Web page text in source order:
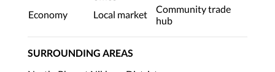
Economy Local market
Community trade
hub
SURROUNDING AREAS